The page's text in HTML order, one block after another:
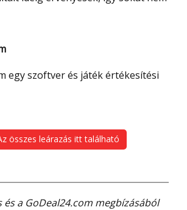
összes leárazás itt található